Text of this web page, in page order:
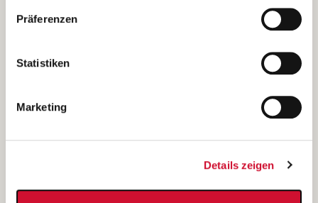
Ihre Einwilligung selbstverständlich jederzeit widerrufen,
indem Sie die Cookie-Einstellungen aufrufen und diese
unsererDatenschutzerklärung
Präferenzen
Statistiken
Marketing
Details zeigen
Kantstraße 45a
(Ein Tochterunternehmen des AWO Bezirksverbandes Unterfranken
e.V.)
Bewerbung als Altenpflegehelfer*in